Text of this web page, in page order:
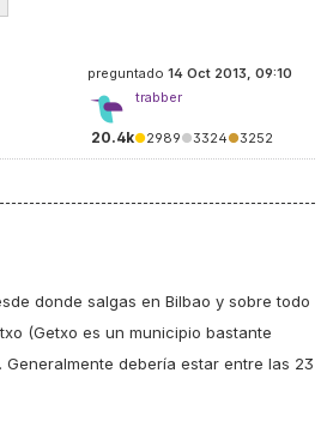
preguntado 14 Oct 2013, 09:10
trabber
20.4k●2989●3324●3252
donde salgas en Bilbao y sobre todo
(Getxo es un municipio bastante
Generalmente debería estar entre las 23